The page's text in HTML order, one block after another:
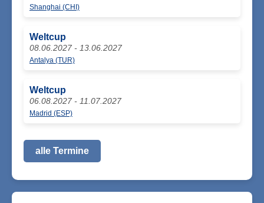
Shanghai (CHI)
Weltcup
08.06.2027 - 13.06.2027
Antalya (TUR)
Weltcup
06.08.2027 - 11.07.2027
Madrid (ESP)
alle Termine